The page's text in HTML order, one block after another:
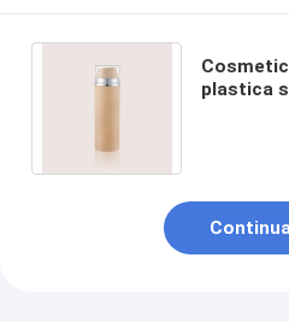
plastica